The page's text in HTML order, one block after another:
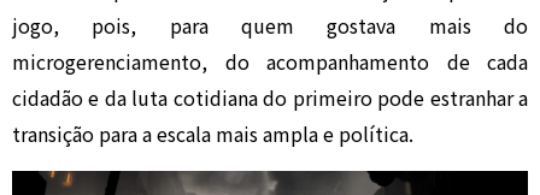
jogo, pois, para quem gostava mais do
microgerenciamento, do acompanhamento de cada
cidadão e da luta cotidiana do primeiro pode estranhar a
transição para a escala mais ampla e política.